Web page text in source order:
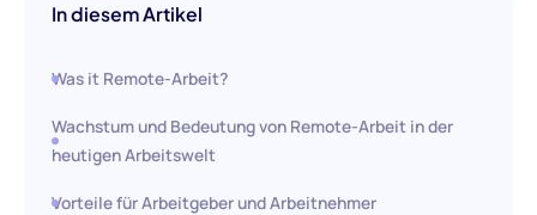
In diesem Artikel
Was it Remote-Arbeit?
Wachstum und Bedeutung von Remote-Arbeit in der
heutigen Arbeitswelt
Vorteile für Arbeitgeber und Arbeitnehmer